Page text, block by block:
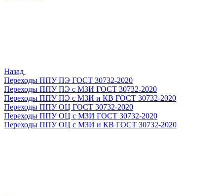
Назад
Переходы ППУ ПЭ ГОСТ 30732-2020
Переходы ППУ ПЭ с МЗИ ГОСТ 30732-2020
Переходы ППУ ПЭ с МЗИ и КВ ГОСТ 30732-2020
Переходы ППУ ОЦ ГОСТ 30732-2020
Переходы ППУ ОЦ с МЗИ ГОСТ 30732-2020
Переходы ППУ ОЦ с МЗИ и КВ ГОСТ 30732-2020